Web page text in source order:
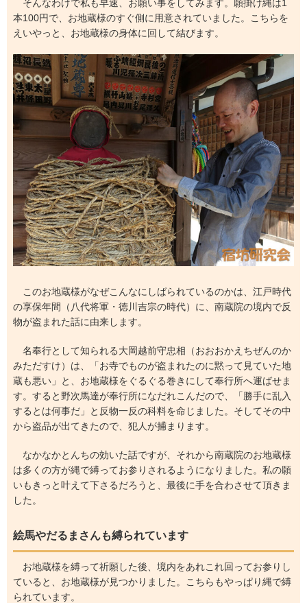
そんなわけで私も早速、お願い事をしてみます。願掛け縄は1
本100円で、お地蔵様のすぐ側に用意されていました。こちらを
えいやっと、お地蔵様の身体に回して結びます。
このお地蔵様がなぜこんなにしばられているのかは、江戸時代
の享保年間（八代将軍・徳川吉宗の時代）に、南蔵院の境内で反
物が盗まれた話に由来します。
名奉行として知られる大岡越前守忠相（おおおかえちぜんのか
みただすけ）は、「お寺でものが盗まれたのに黙って見ていた地
蔵も悪い」と、お地蔵様をぐるぐる巻きにして奉行所へ運ばせま
す。すると野次馬達が奉行所になだれこんだので、「勝手に乱入
するとは何事だ」と反物一反の科料を命じました。そしてその中
から盗品が出てきたので、犯人が捕まります。
なかなかとんちの効いた話ですが、それから南蔵院のお地蔵様
は多くの方が縄で縛ってお参りされるようになりました。私の願
いもきっと叶えて下さるだろうと、最後に手を合わさせて頂きま
した。
絵馬やだるまさんも縛られています
お地蔵様を縛って祈願した後、境内をあれこれ回ってお参りし
ていると、お地蔵様が見つかりました。こちらもやっぱり縄で縛
られています。